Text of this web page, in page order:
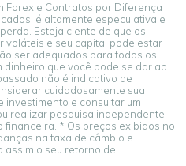
Forex e Contratos por Diferença
é altamente especulativa e
Esteja ciente de que os
voláteis e seu capital pode estar
ser adequados para todos os
que você pode se dar ao
não é indicativo de
cuidadosamente sua
e consultar um
realizar pesquisa independente
financeira. * Os preços exibidos no
na taxa de câmbio e
assim o seu retorno de